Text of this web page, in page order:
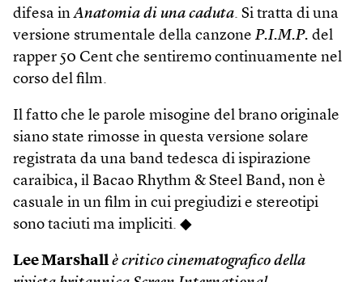
difesa inAnatomia di una caduta. Si tratta di una
versione strumentale della canzone P.I.M.P. del
rapper 50 Cent che sentiremo continuamente nel
corso del film.
Il fatto che le parole misogine del brano originale
siano state rimosse in questa versione solare
registrata da una band tedesca di ispirazione
caraibica, il Bacao Rhythm & Steel Band, non è
casuale in un film in cui pregiudizi e stereotipi
sono taciuti ma impliciti. ◆
Lee Marshall è critico cinematografico della